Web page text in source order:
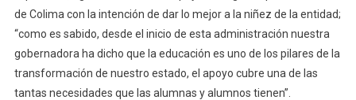
de Colima con la intención de dar lo mejor a la niñez de la entidad;
“como es sabido, desde el inicio de esta administración nuestra
gobernadora ha dicho que la educación es uno de los pilares de la
transformación de nuestro estado, el apoyo cubre una de las
tantas necesidades que las alumnas y alumnos tienen”.